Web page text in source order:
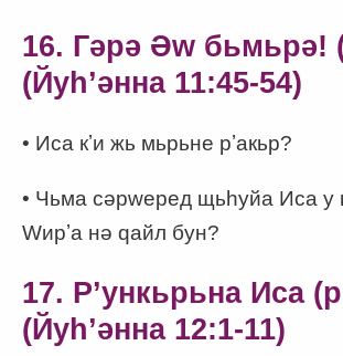
16. Гәрә Әw бьмьрә!
(Йуһʼәнна 11:45-54)
• Иса кʼи жь мьрьне рʼакьр?
• Чьма сәрwеред щьһуйа Иса у
Wирʼа нә qайл бун?
17. Рʼункьрьна Иса
(Йуһʼәнна 12:1-11)